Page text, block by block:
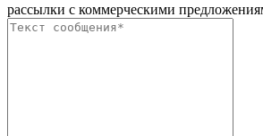
рассылки с коммерческими